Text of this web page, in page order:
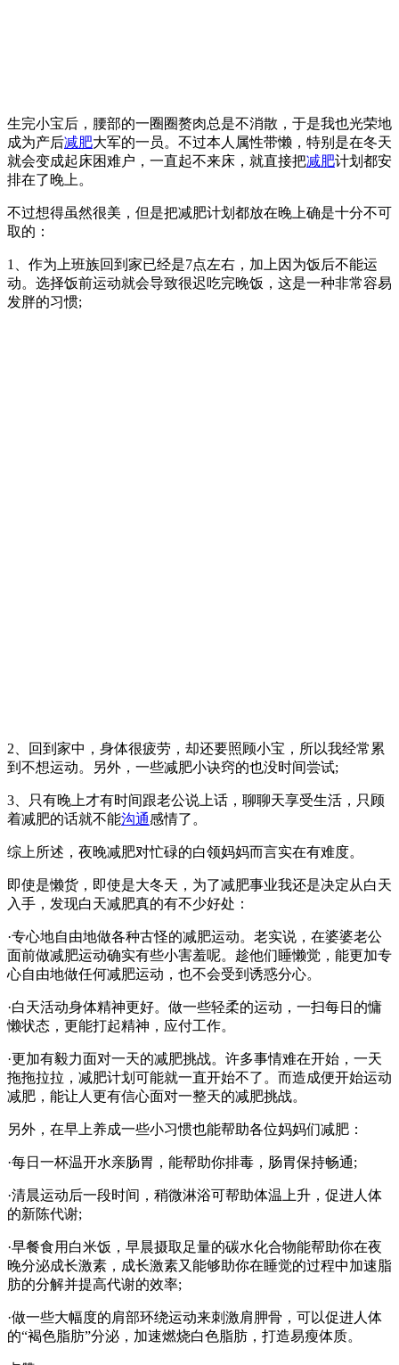
生完小宝后，腰部的一圈圈赘肉总是不消散，于是我也光荣地
成为产后减肥大军的一员。不过本人属性带懒，特别是在冬天
就会变成起床困难户，一直起不来床，就直接把减肥计划都安
排在了晚上。
不过想得虽然很美，但是把减肥计划都放在晚上确是十分不可
取的：
1、作为上班族回到家已经是7点左右，加上因为饭后不能运
动。选择饭前运动就会导致很迟吃完晚饭，这是一种非常容易
发胖的习惯;
2、回到家中，身体很疲劳，却还要照顾小宝，所以我经常累
到不想运动。另外，一些减肥小诀窍的也没时间尝试;
3、只有晚上才有时间跟老公说上话，聊聊天享受生活，只顾
着减肥的话就不能沟通感情了。
综上所述，夜晚减肥对忙碌的白领妈妈而言实在有难度。
即使是懒货，即使是大冬天，为了减肥事业我还是决定从白天
入手，发现白天减肥真的有不少好处：
·专心地自由地做各种古怪的减肥运动。老实说，在婆婆老公
面前做减肥运动确实有些小害羞呢。趁他们睡懒觉，能更加专
心自由地做任何减肥运动，也不会受到诱惑分心。
·白天活动身体精神更好。做一些轻柔的运动，一扫每日的慵
懒状态，更能打起精神，应付工作。
·更加有毅力面对一天的减肥挑战。许多事情难在开始，一天
拖拖拉拉，减肥计划可能就一直开始不了。而造成便开始运动
减肥，能让人更有信心面对一整天的减肥挑战。
另外，在早上养成一些小习惯也能帮助各位妈妈们减肥：
·每日一杯温开水亲肠胃，能帮助你排毒，肠胃保持畅通;
·清晨运动后一段时间，稍微淋浴可帮助体温上升，促进人体
的新陈代谢;
·早餐食用白米饭，早晨摄取足量的碳水化合物能帮助你在夜
晚分泌成长激素，成长激素又能够助你在睡觉的过程中加速脂
肪的分解并提高代谢的效率;
·做一些大幅度的肩部环绕运动来刺激肩胛骨，可以促进人体
的“褐色脂肪”分泌，加速燃烧白色脂肪，打造易瘦体质。